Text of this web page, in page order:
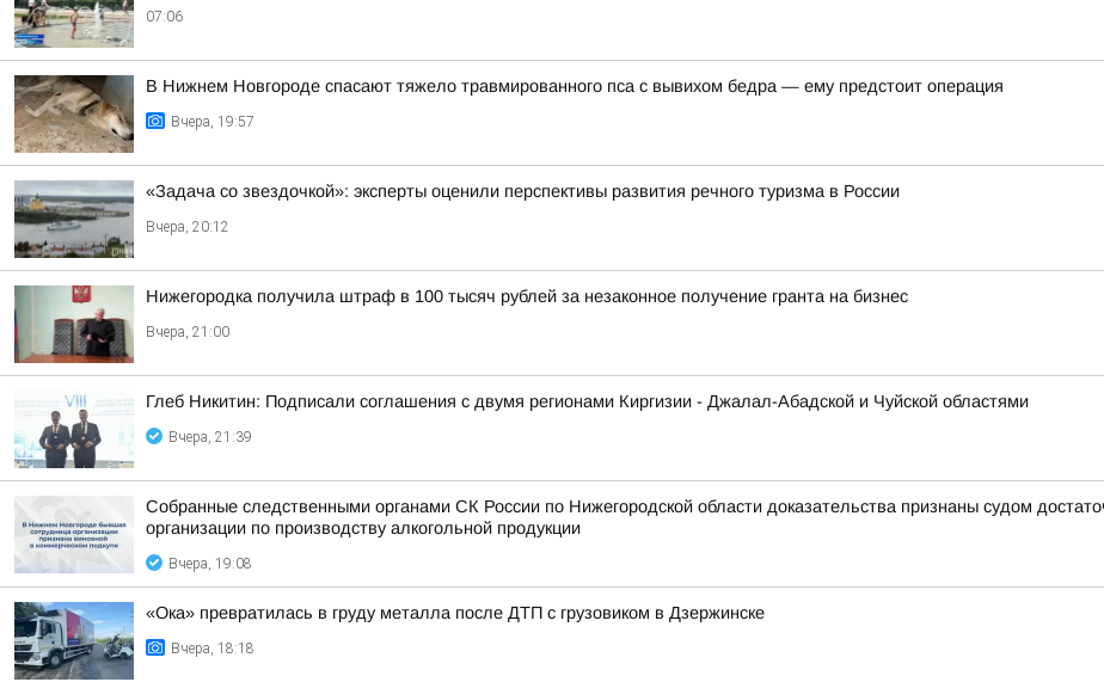
07:06
В Нижнем Новгороде спасают тяжело травмированного пса с вывихом бедра — ему предстоит операция
Вчера, 19:57
«Задача со звездочкой»: эксперты оценили перспективы развития речного туризма в России
Вчера, 20:12
Нижегородка получила штраф в 100 тысяч рублей за незаконное получение гранта на бизнес
Вчера, 21:00
Глеб Никитин: Подписали соглашения с двумя регионами Киргизии - Джалал-Абадской и Чуйской областями
Вчера, 21:39
Собранные следственными органами СК России по Нижегородской области доказательства признаны судом
организации по производству алкогольной продукции
Вчера, 19:08
«Ока» превратилась в груду металла после ДТП с грузовиком в Дзержинске
Вчера, 18:18